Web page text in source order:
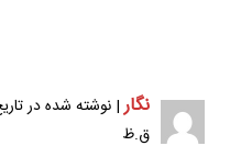
نگار
ق.ظ